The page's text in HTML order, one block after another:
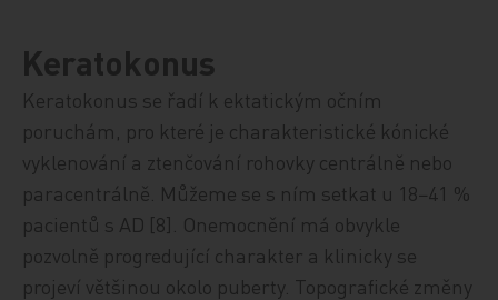
Keratokonus
Keratokonus se řadí k ektatickým očním
poruchám, pro které je charakteristické kónické
vyklenování a ztenčování rohovky centrálně nebo
paracentrálně. Můžeme se s ním setkat u 18−41 %
pacientů s AD [8]. Onemocnění má obvykle
pozvolně progredující charakter a klinicky se
projeví většinou okolo puberty. Topografické změny